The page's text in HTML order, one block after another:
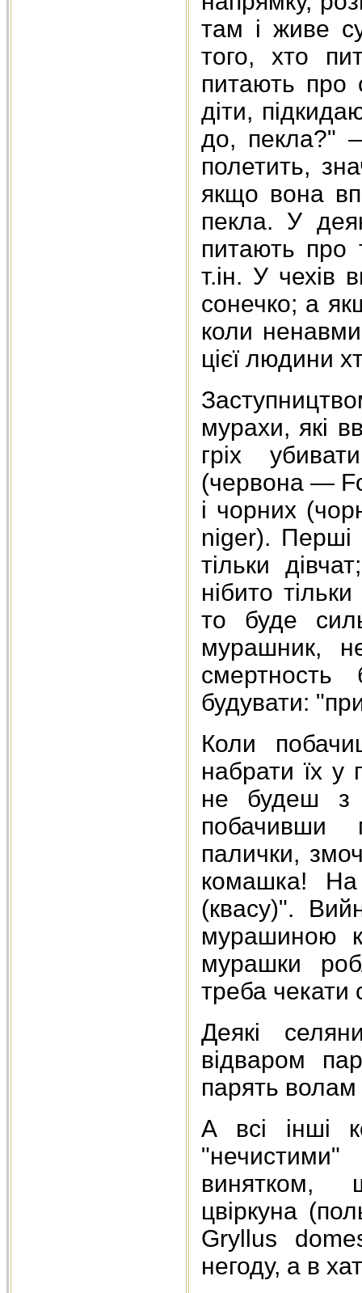
там і живе
того, хто
питають про
діти,
до, пекла?"
полетить,
якщо вона
пекла. У
питають про
т.ін. У чехів
сонечко; а
коли
цієї людини
мурахи, які
гріх
(червона —
і чорних
niger). Перші
тільки
нібито
то буде
мурашник,
будувати:
Коли
набрати їх у
не будеш з
побачивши
палички,
комашка! На
(квасу)".
мурашиною
мурашки
треба чекати
Деякі
відваром
парять волам
А всі інші
винятком,
цвіркуна
Gryllus
негоду, а в